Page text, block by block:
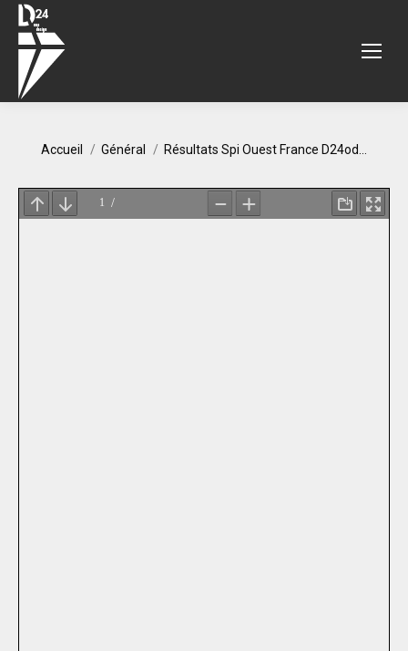
Accueil Général Résultats Spi Ouest France D24od…